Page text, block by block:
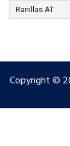
Ranillas AT
Copyright ©